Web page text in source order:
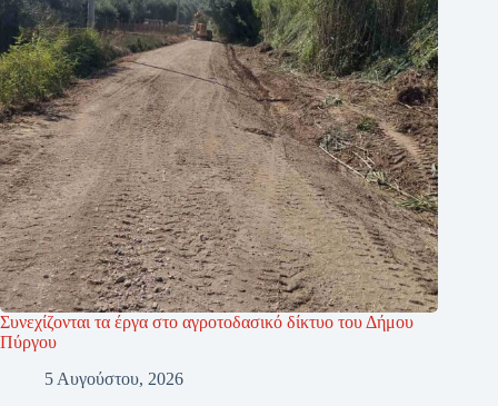
Συνεχίζονται τα έργα στο αγροτοδασικό δίκτυο του Δήμου
Πύργου
5 Αυγούστου, 2026